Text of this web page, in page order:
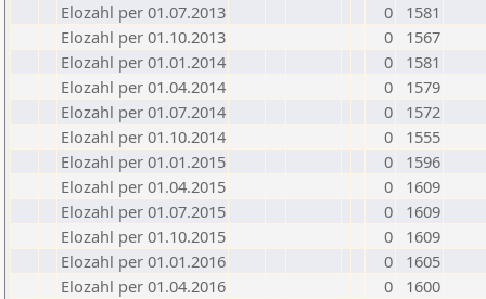
Elozahl per 01.07.2013
0
1581
Elozahl per 01.10.2013
0
1567
Elozahl per 01.01.2014
0
1581
Elozahl per 01.04.2014
0
1579
Elozahl per 01.07.2014
0
1572
Elozahl per 01.10.2014
0
1555
Elozahl per 01.01.2015
0
1596
Elozahl per 01.04.2015
0
1609
Elozahl per 01.07.2015
0
1609
Elozahl per 01.10.2015
0
1609
Elozahl per 01.01.2016
0
1605
Elozahl per 01.04.2016
0
1600